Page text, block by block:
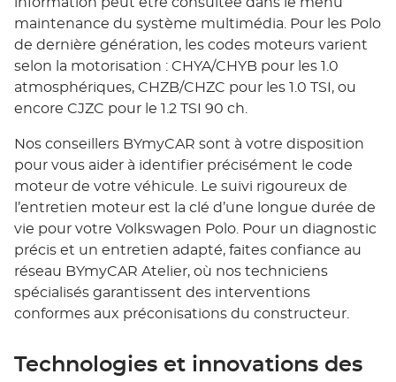
information peut être consultée dans le menu
maintenance du système multimédia. Pour les Polo
de dernière génération, les codes moteurs varient
selon la motorisation : CHYA/CHYB pour les 1.0
atmosphériques, CHZB/CHZC pour les 1.0 TSI, ou
encore CJZC pour le 1.2 TSI 90 ch.
Nos conseillers BYmyCAR sont à votre disposition
pour vous aider à identifier précisément le code
moteur de votre véhicule. Le suivi rigoureux de
l’entretien moteur est la clé d’une longue durée de
vie pour votre Volkswagen Polo. Pour un diagnostic
précis et un entretien adapté, faites confiance au
réseau BYmyCAR Atelier, où nos techniciens
spécialisés garantissent des interventions
conformes aux préconisations du constructeur.
Technologies et innovations des